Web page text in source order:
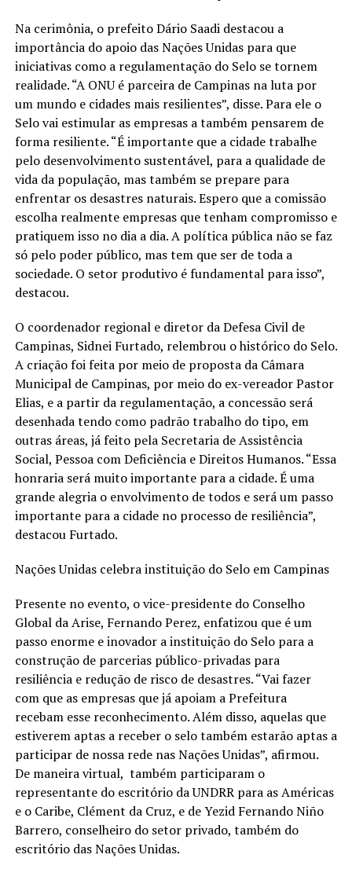
Na cerimônia, o prefeito Dário Saadi destacou a
importância do apoio das Nações Unidas para que
iniciativas como a regulamentação do Selo se tornem
realidade. “A ONU é parceira de Campinas na luta por
um mundo e cidades mais resilientes”, disse. Para ele o
Selo vai estimular as empresas a também pensarem de
forma resiliente. “É importante que a cidade trabalhe
pelo desenvolvimento sustentável, para a qualidade de
vida da população, mas também se prepare para
enfrentar os desastres naturais. Espero que a comissão
escolha realmente empresas que tenham compromisso e
pratiquem isso no dia a dia. A política pública não se faz
só pelo poder público, mas tem que ser de toda a
sociedade. O setor produtivo é fundamental para isso”,
destacou.
O coordenador regional e diretor da Defesa Civil de
Campinas, Sidnei Furtado, relembrou o histórico do Selo.
A criação foi feita por meio de proposta da Câmara
Municipal de Campinas, por meio do ex-vereador Pastor
Elias, e a partir da regulamentação, a concessão será
desenhada tendo como padrão trabalho do tipo, em
outras áreas, já feito pela Secretaria de Assistência
Social, Pessoa com Deficiência e Direitos Humanos. “Essa
honraria será muito importante para a cidade. É uma
grande alegria o envolvimento de todos e será um passo
importante para a cidade no processo de resiliência”,
destacou Furtado.
Nações Unidas celebra instituição do Selo em Campinas
Presente no evento, o vice-presidente do Conselho
Global da Arise, Fernando Perez, enfatizou que é um
passo enorme e inovador a instituição do Selo para a
construção de parcerias público-privadas para
resiliência e redução de risco de desastres. “Vai fazer
com que as empresas que já apoiam a Prefeitura
recebam esse reconhecimento. Além disso, aquelas que
estiverem aptas a receber o selo também estarão aptas a
participar de nossa rede nas Nações Unidas”, afirmou.
De maneira virtual, também participaram o
representante do escritório da UNDRR para as Américas
e o Caribe, Clément da Cruz, e de Yezid Fernando Niño
Barrero, conselheiro do setor privado, também do
escritório das Nações Unidas.